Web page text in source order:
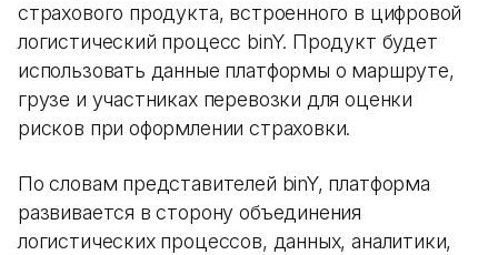
страхового продукта, встроенного в цифровой
логистический процесс binY. Продукт будет
использовать данные платформы о маршруте,
грузе и участниках перевозки для оценки
рисков при оформлении страховки.
По словам представителей binY, платформа
развивается в сторону объединения
логистических процессов, данных, аналитики,